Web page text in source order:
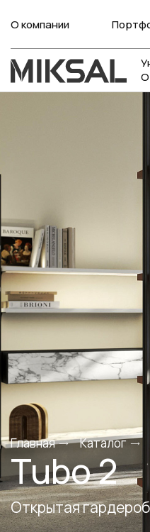
О компании
Главная Каталог
Tubo 2
Открытая